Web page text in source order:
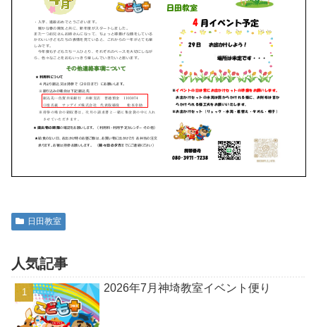
日田教室
人気記事
2026年7月神埼教室イベント便り